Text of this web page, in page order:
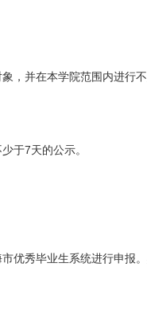
，并在本学院范围内进行
于7天的公示。
优秀毕业生系统进行申报